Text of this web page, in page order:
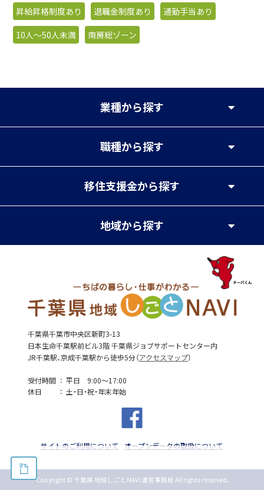
昇給昇格制度あり
退職金制度あり
通勤手当あり
10人〜50人未満
南房総ゾーン
業種から探す
職種から探す
移住支援金から探す
地域から探す
千葉県千葉市中央区新町3-13
日本生命千葉駅前ビル3階 千葉県ジョブサポートセンター内
JR千葉駅、京成千葉駅から徒歩5分（アクセスマップ）
受付時間
平日 9:00～17:00
休日
土・日・祝・年末年始
サイトのご利用について オープンデータの取扱について
Copyright © 千葉県 地域しごとNAVI 運営事務局 All rights reserved.